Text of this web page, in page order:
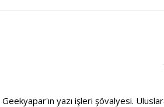
Geekyapar'ın yazı işleri şövalyesi.